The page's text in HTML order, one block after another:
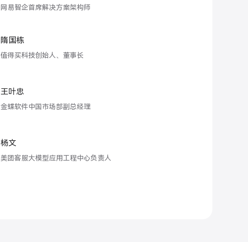
网易智企首席解决方案架构师
隋国栋
值得买科技创始人、董事长
王叶忠
金蝶软件中国市场部副总经理
杨文
美团客服大模型应用工程中心负责人